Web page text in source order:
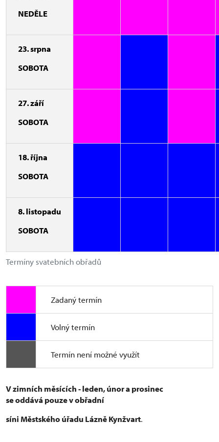
Termíny svatebních obřadů
NEDĚLE
23. srpna
SOBOTA
27. září
SOBOTA
18. října
SOBOTA
8. listopadu
SOBOTA
Zadaný termín
Volný termín
Termín není možné využít
V zimních měsících - leden, únor a prosinec
se oddává pouze v obřadní
síni Městského úřadu Lázně Kynžvart.